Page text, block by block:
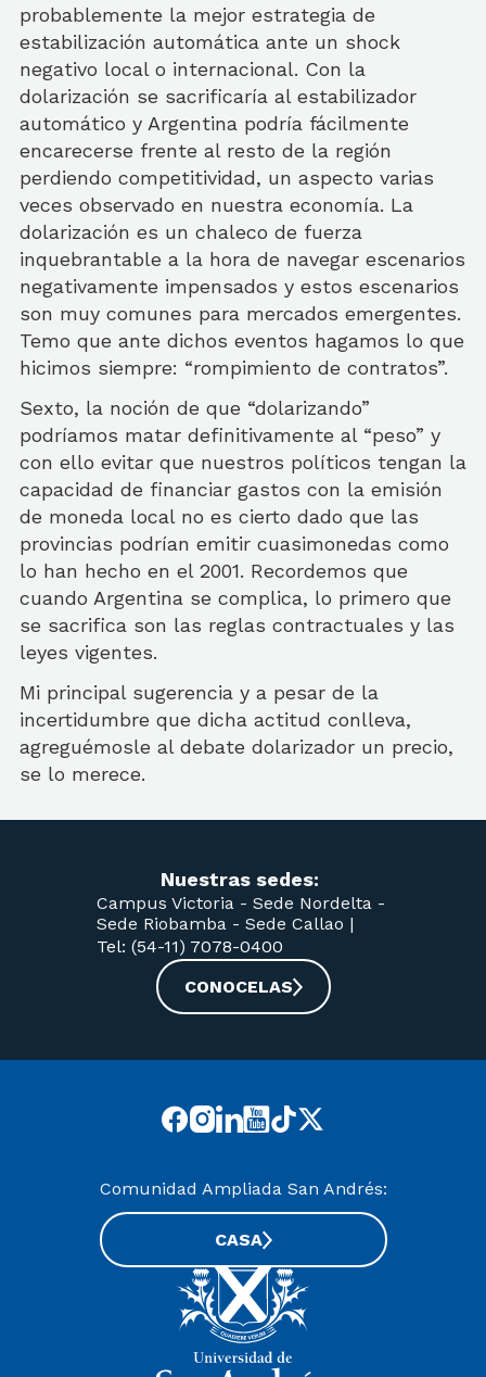
probablemente la mejor estrategia de
estabilización automática ante un shock
negativo local o internacional. Con la
dolarización se sacrificaría al estabilizador
automático y Argentina podría fácilmente
encarecerse frente al resto de la región
perdiendo competitividad, un aspecto varias
veces observado en nuestra economía. La
dolarización es un chaleco de fuerza
inquebrantable a la hora de navegar escenarios
negativamente impensados y estos escenarios
son muy comunes para mercados emergentes.
Temo que ante dichos eventos hagamos lo que
hicimos siempre: “rompimiento de contratos”.
Sexto, la noción de que “dolarizando”
podríamos matar definitivamente al “peso” y
con ello evitar que nuestros políticos tengan la
capacidad de financiar gastos con la emisión
de moneda local no es cierto dado que las
provincias podrían emitir cuasimonedas como
lo han hecho en el 2001. Recordemos que
cuando Argentina se complica, lo primero que
se sacrifica son las reglas contractuales y las
leyes vigentes.
Mi principal sugerencia y a pesar de la
incertidumbre que dicha actitud conlleva,
agreguémosle al debate dolarizador un precio,
se lo merece.
Nuestras sedes:
Campus Victoria - Sede Nordelta -
Sede Riobamba - Sede Callao |
Tel: (54-11) 7078-0400
CONOCELAS
Comunidad Ampliada San Andrés:
CASA